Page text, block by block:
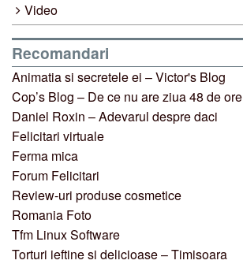
Video
Recomandari
Animatia si secretele ei – Victor's Blog
Cop’s Blog – De ce nu are ziua 48 de ore
Daniel Roxin – Adevarul despre daci
Felicitari virtuale
Ferma mica
Forum Felicitari
Review-uri produse cosmetice
Romania Foto
Tfm Linux Software
Torturi ieftine si delicioase – Timisoara